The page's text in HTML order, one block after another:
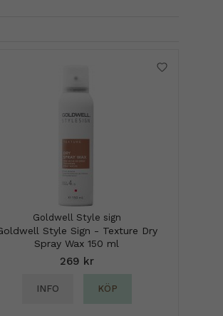
Goldwell Style sign
Style Sign - Texture Dry
Spray Wax 150 ml
269 kr
INFO KÖP